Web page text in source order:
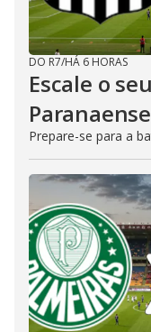
DO R7/HÁ 6 HORAS
Escale o
Prepare-se para a